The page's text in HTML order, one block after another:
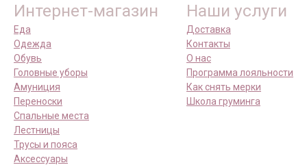
Интернет-магазин
Еда
Одежда
Обувь
Головные уборы
Амуниция
Переноски
Спальные места
Лестницы
Трусы и пояса
Аксессуары
Наши услуги
Доставка
Контакты
О нас
Программа лояльности
Как снять мерки
Школа груминга